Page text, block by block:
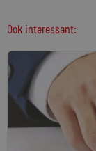
Ook interessant: